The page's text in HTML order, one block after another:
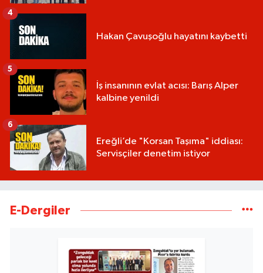
Hakan Çavuşoğlu hayatını kaybetti
4
İş insanının evlat acısı: Barış Alper
kalbine yenildi
5
Ereğli’de "Korsan Taşıma" iddiası:
Servisçiler denetim istiyor
6
E-Dergiler